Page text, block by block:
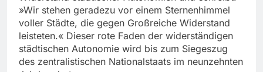
»Wir stehen geradezu vor einem Sternenhimmel
voller Städte, die gegen Großreiche Widerstand
leisteten.« Dieser rote Faden der widerständigen
städtischen Autonomie wird bis zum Siegeszug
des zentralistischen Nationalstaats im neunzehnten